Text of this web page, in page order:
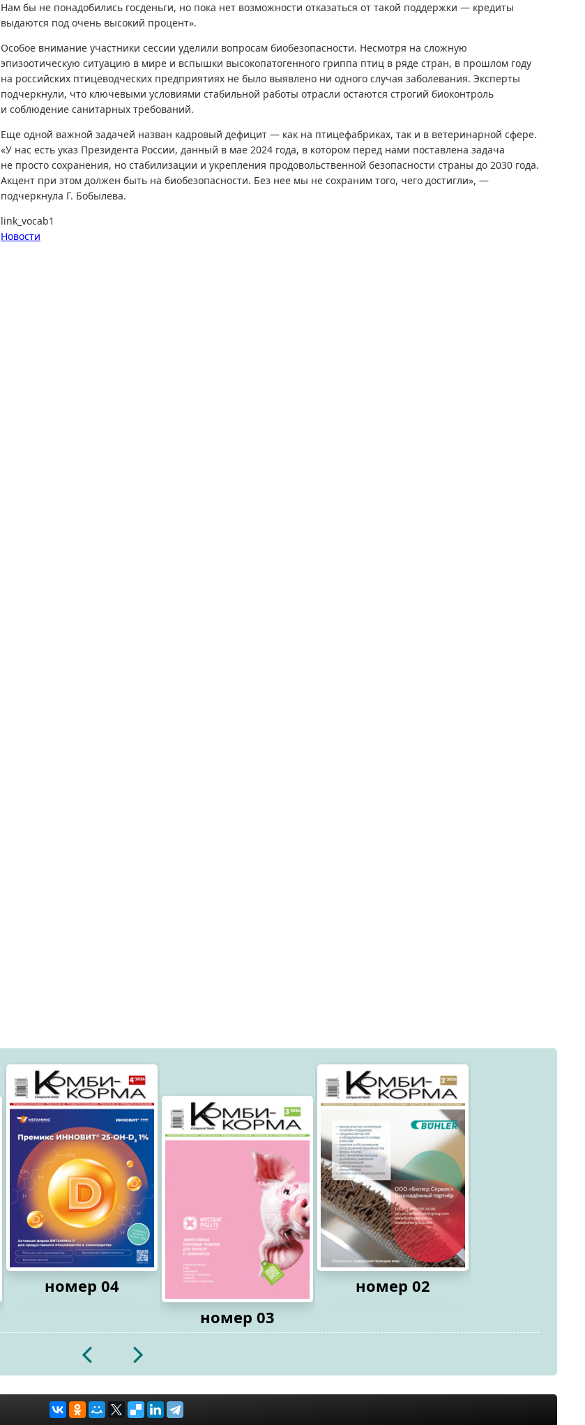
Нам бы не понадобились госденьги, но пока нет возможности отказаться от такой поддержки — кредиты
выдаются под очень высокий процент».
Особое внимание участники сессии уделили вопросам биобезопасности. Несмотря на сложную
эпизоотическую ситуацию в мире и вспышки высокопатогенного гриппа птиц в ряде стран, в прошлом году
на российских птицеводческих предприятиях не было выявлено ни одного случая заболевания. Эксперты
подчеркнули, что ключевыми условиями стабильной работы отрасли остаются строгий биоконтроль
и соблюдение санитарных требований.
Еще одной важной задачей назван кадровый дефицит — как на птицефабриках, так и в ветеринарной сфере.
«У нас есть указ Президента России, данный в мае 2024 года, в котором перед нами поставлена задача
не просто сохранения, но стабилизации и укрепления продовольственной безопасности страны до 2030 года.
Акцент при этом должен быть на биобезопасности. Без нее мы не сохраним того, чего достигли», —
подчеркнула Г. Бобылева.
link_vocab1
Новости
номер 04
номер 03
номер 02